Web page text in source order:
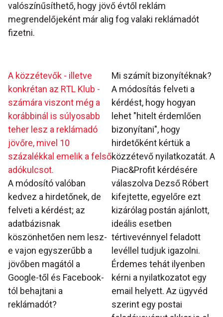
valószínűsíthető, hogy jövő évtől reklám
megrendelőjeként már alig fog valaki reklámadót
fizetni.
Mi számít bizonyítéknak?
A módosítás felveti a
kérdést, hogy hogyan
lehet "hitelt érdemlően
bizonyítani", hogy
hirdetőként kértük a
közzétevő nyilatkozatát. A
Piac&Profit kérdésére
válaszolva Dezső Róbert
kifejtette, egyelőre ezt
kizárólag postán ajánlott,
ideális esetben
tértivevénnyel feladott
levéllel tudjuk igazolni.
Érdemes tehát ilyenben
kérni a nyilatkozatot egy
email helyett. Az ügyvéd
szerint egy postai
A közzétevők - illetve
konkrétan az RTL Klub -
számára viszont még a
korábbinál is súlyosabb
teher lesz a reklámadó
jövőre, mivel 10
százalékkal emelik a felső
adókulcsot.
A módosító valóban
kedvez a hirdetőnek, de
felveti a kérdést; az
adatbázisnak
köszönhetően nem lesz-
e vajon egyszerűbb a
jövőben magától a
Google-től és Facebook-
tól behajtani a
reklámadót?